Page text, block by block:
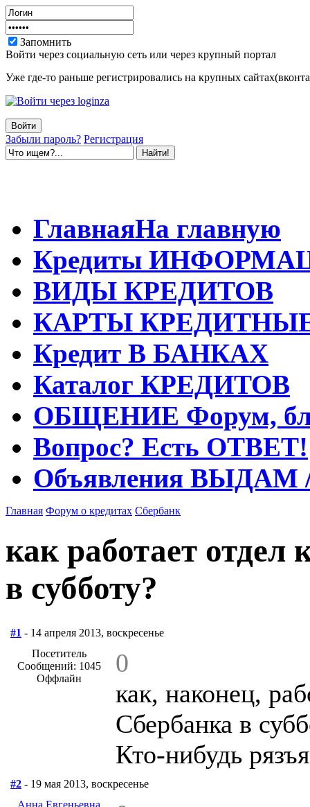
Запомнить
Войти через социальную сеть или через крупный портал
Уже где-то раньше регистрировались на крупных
Забыли пароль? Регистрация
ГлавнаяНа главную
Кредиты
ВИДЫ КРЕДИТОВ
КАРТЫ
Кредит В БАНКАХ
Каталог КРЕДИТОВ
ОБЩЕНИЕ Форум,
Вопрос? Есть ОТВЕТ!
Объявления ВЫДАМ
Главная Форум о кредитах Сбербанк
как работает отдел
в субботу?
#1 - 14 апреля 2013, воскресенье
Посетитель
Сообщений: 1045
Оффлайн
0
как, наконец,
Сбербанка в
Кто-нибудь
#2 - 19 мая 2013, воскресенье
Анна Евгеньевна